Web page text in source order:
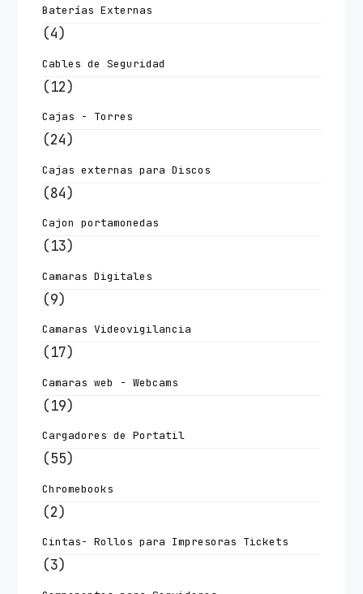
Baterías Externas
(4)
Cables de Seguridad
(12)
Cajas - Torres
(24)
Cajas externas para Discos
(84)
Cajon portamonedas
(13)
Camaras Digitales
(9)
Camaras Videovigilancia
(17)
Camaras web - Webcams
(19)
Cargadores de Portatil
(55)
Chromebooks
(2)
Cintas- Rollos para Impresoras Tickets
(3)